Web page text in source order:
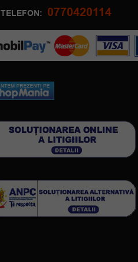
TELEFON: 0770420114